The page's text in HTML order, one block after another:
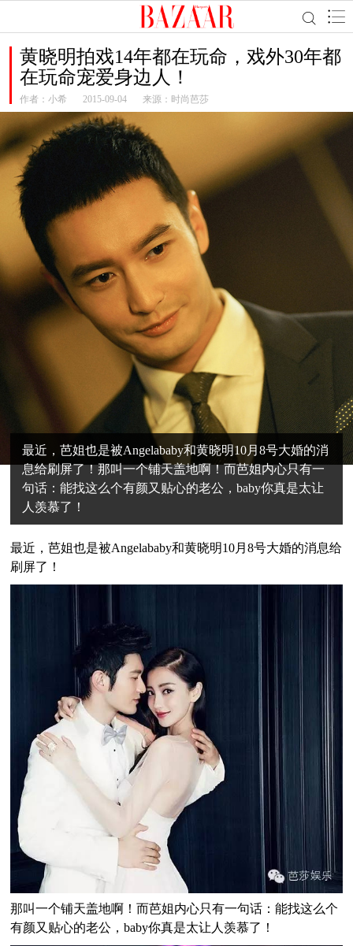
黄晓明拍戏14年都在玩命，戏外30年都
在玩命宠爱身边人！
作者： 小希 2015-09-04 来源：时尚芭莎
最近，芭姐也是被Angelababy和黄晓明10月8号大婚的消
息给刷屏了！那叫一个铺天盖地啊！而芭姐内心只有一
句话：能找这么个有颜又贴心的老公，baby你真是太让
人羡慕了！
最近，芭姐也是被Angelababy和黄晓明10月8号大婚的消息给
刷屏了！
那叫一个铺天盖地啊！而芭姐内心只有一句话：能找这么个
有颜又贴心的老公，baby你真是太让人羡慕了！